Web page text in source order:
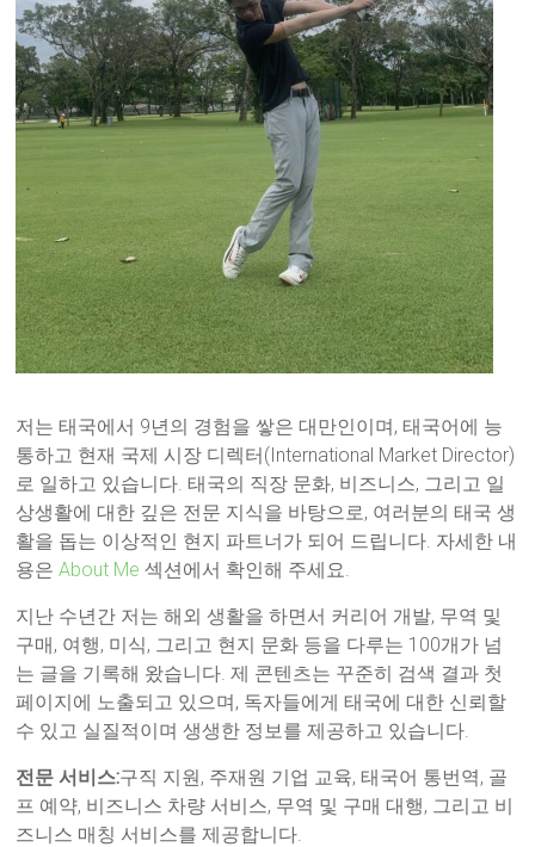
저는 태국에서 9년의 경험을 쌓은 대만인이며, 태국어에 능
통하고 현재 국제 시장 디렉터(International Market Director)
로 일하고 있습니다. 태국의 직장 문화, 비즈니스, 그리고 일
상생활에 대한 깊은 전문 지식을 바탕으로, 여러분의 태국 생
활을 돕는 이상적인 현지 파트너가 되어 드립니다. 자세한 내
용은About Me 섹션에서 확인해 주세요.
지난 수년간 저는 해외 생활을 하면서 커리어 개발, 무역 및
구매, 여행, 미식, 그리고 현지 문화 등을 다루는 100개가 넘
는 글을 기록해 왔습니다. 제 콘텐츠는 꾸준히 검색 결과 첫
페이지에 노출되고 있으며, 독자들에게 태국에 대한 신뢰할
수 있고 실질적이며 생생한 정보를 제공하고 있습니다.
전문 서비스:구직 지원, 주재원 기업 교육, 태국어 통번역, 골
프 예약, 비즈니스 차량 서비스, 무역 및 구매 대행, 그리고 비
즈니스 매칭 서비스를 제공합니다.